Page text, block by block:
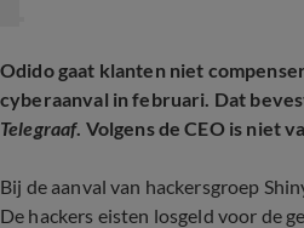
Odido gaat klanten niet
cyberaanval in februari. Dat
Telegraaf. Volgens de CEO is niet
Bij de aanval van hackersgroep
De hackers eisten losgeld voor de